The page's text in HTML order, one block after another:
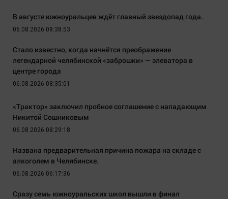
В августе южноуральцев ждёт главный звездопад года.
06.08.2026 08:38:53
Стало известно, когда начнётся преображение
легендарной челябинской «заброшки» — элеватора в
центре города
06.08.2026 08:35:01
«Трактор» заключил пробное соглашение с нападающим
Никитой Сошниковым
06.08.2026 08:29:18
Названа предварительная причина пожара на складе с
алкоголем в Челябинске.
06.08.2026 06:17:36
Сразу семь южноуральских школ вышли в финал